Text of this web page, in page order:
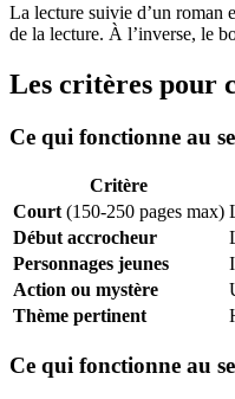
La lecture suivie d’un roman
de la lecture. À l’inverse, le
Les critères pour
Ce qui fonctionne au
Critère
Court (150-250 pages max)
Début accrocheur
Personnages jeunes
Action ou mystère
Thème pertinent
Ce qui fonctionne au